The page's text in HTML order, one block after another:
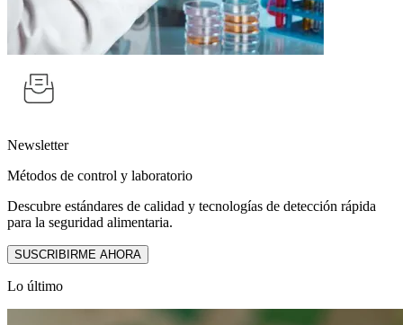
Newsletter
Métodos de control y laboratorio
Descubre estándares de calidad y tecnologías de detección rápida
para la seguridad alimentaria.
SUSCRIBIRME AHORA
Lo último